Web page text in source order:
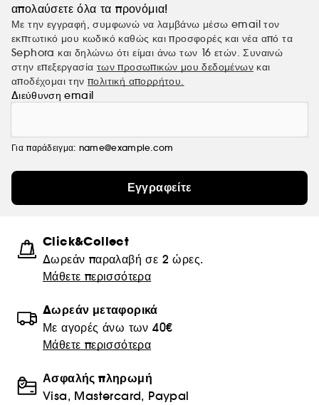
απολαύσετε όλα τα προνόμια!
Με την εγγραφή, συμφωνώ να λαμβάνω μέσω email τον
εκπτωτικό μου κωδικό καθώς και προσφορές και νέα από τα
Sephora και δηλώνω ότι είμαι άνω των 16 ετών. Συναινώ
στην επεξεργασία των προσωπικών μου δεδομένων και
αποδέχομαι την πολιτική απορρήτου.
Διεύθυνση email
Για παράδειγμα: name@example.com
Εγγραφείτε
Click&Collect
Δωρεάν παραλαβή σε 2 ώρες.
Μάθετε περισσότερα
Δωρεάν μεταφορικά
Με αγορές άνω των 40€
Μάθετε περισσότερα
Ασφαλής πληρωμή
Visa, Mastercard, Paypal